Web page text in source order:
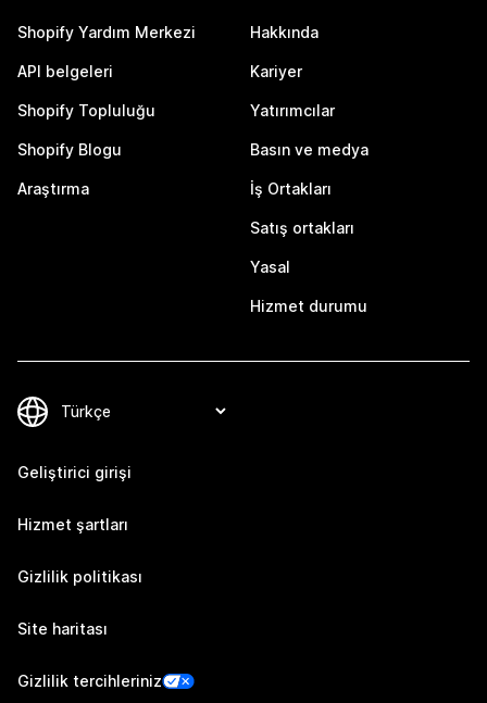
Shopify Yardım Merkezi
API belgeleri
Shopify Topluluğu
Shopify Blogu
Araştırma
Hakkında
Kariyer
Yatırımcılar
Basın ve medya
İş Ortakları
Satış ortakları
Yasal
Hizmet durumu
Geliştirici girişi
Hizmet şartları
Gizlilik politikası
Site haritası
Gizlilik tercihleriniz